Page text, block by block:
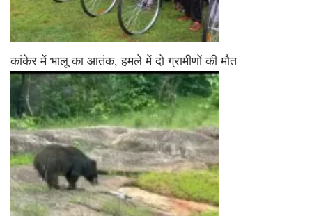
कांकेर में भालू का आतंक, हमले में दो ग्रामीणों की मौत